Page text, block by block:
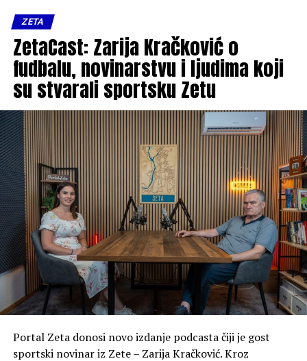
ZETA
ZetaCast: Zarija Kračković o
fudbalu, novinarstvu i ljudima koji
su stvarali sportsku Zetu
Portal Zeta donosi novo izdanje podcasta čiji je gost
sportski novinar iz Zete – Zarija Kračković. Kroz